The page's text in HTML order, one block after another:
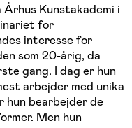
Kunstakademi i
for
interesse for
som 20-årig, da
gang. I dag er hun
arbejder med unika
hun bearbejder de
Men hun